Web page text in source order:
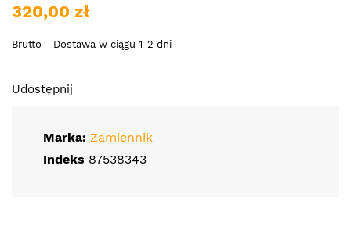
320,00 zł
Brutto Dostawa w ciągu 1-2 dni
Udostępnij
Marka: Zamiennik
Indeks 87538343